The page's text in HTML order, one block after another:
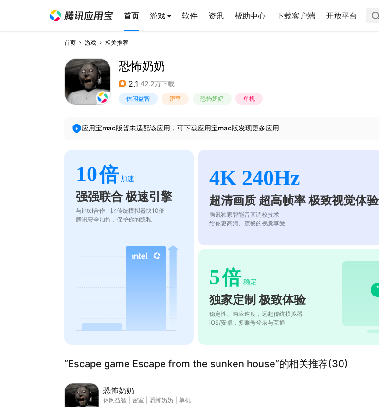
首页 游戏 软件 资讯 帮助中心 下载客户端 开放平台
首页 游戏 相关推荐
恐怖奶奶
2.1 42.2万下载
休闲益智 密室 恐怖奶奶 单机
应用宝mac版暂未适配该应用，可下载应用宝mac版发现更多应用
10倍 加速
强强联合 极速引擎
与intel合作，比传统模拟器快10倍
腾讯安全加持，保护你的隐私
4K 240Hz
超清画质 超高帧率 极致视觉体验
腾讯独家智能音画调校技术
给你更高清、流畅的视觉享受
5倍 稳定
独家定制 极致体验
稳定性、响应速度，远超传统模拟器
iOS/安卓，多账号登录与互通
“Escape game Escape from the sunken house”的相关推荐(30)
恐怖奶奶
休闲益智 密室 恐怖奶奶
单机